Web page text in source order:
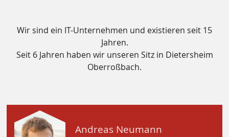
Wir sind ein IT-Unternehmen und existieren seit 15
Jahren.
Seit 6 Jahren haben wir unseren Sitz in Dietersheim
Oberroßbach.
Andreas Neumann